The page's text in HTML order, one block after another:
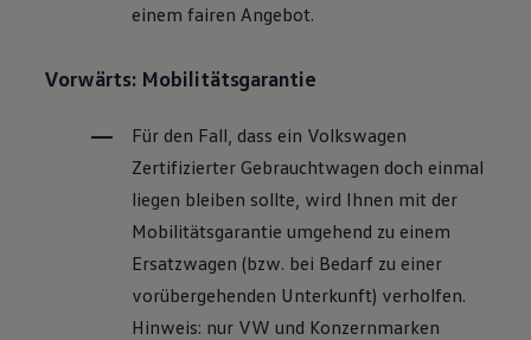
einem fairen Angebot.
Vorwärts: Mobilitätsgarantie
Für den Fall, dass ein Volkswagen
Zertifizierter Gebrauchtwagen doch einmal
liegen bleiben sollte, wird Ihnen mit der
Mobilitätsgarantie umgehend zu einem
Ersatzwagen (bzw. bei Bedarf zu einer
vorübergehenden Unterkunft) verholfen.
Hinweis: nur VW und Konzernmarken